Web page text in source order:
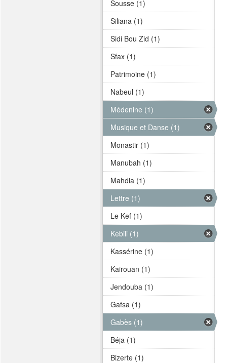
Sousse (1)
Siliana (1)
Sidi Bou Zid (1)
Sfax (1)
Patrimoine (1)
Nabeul (1)
Médenine (1)
Musique et Danse (1)
Monastir (1)
Manubah (1)
Mahdia (1)
Lettre (1)
Le Kef (1)
Kebili (1)
Kassérine (1)
Kairouan (1)
Jendouba (1)
Gafsa (1)
Gabès (1)
Béja (1)
Bizerte (1)